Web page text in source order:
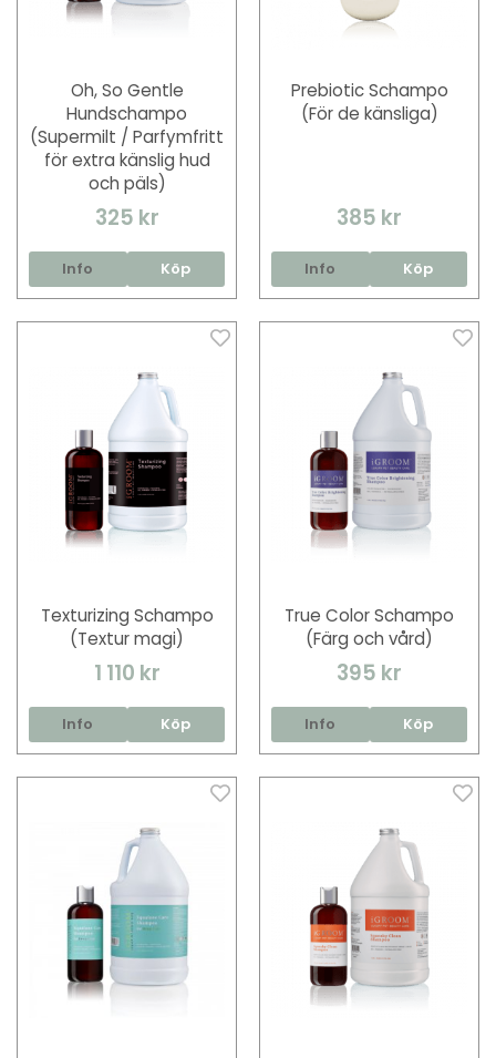
Oh, So Gentle
Hundschampo
(Supermilt / Parfymfritt
för extra känslig hud
och päls)
325 kr
Info Köp
Prebiotic Schampo
(För de känsliga)
385 kr
Info Köp
Texturizing Schampo
(Textur magi)
1 110 kr
Info Köp
True Color Schampo
(Färg och vård)
395 kr
Info Köp